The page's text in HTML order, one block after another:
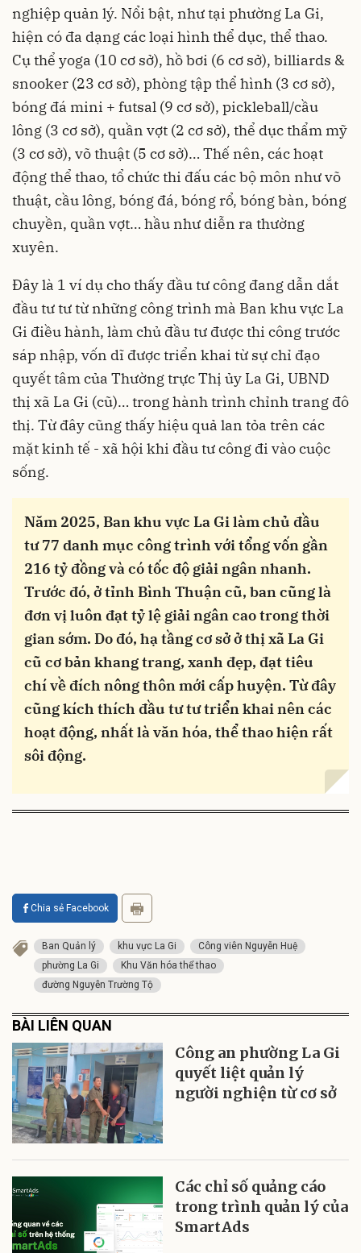
nghiệp quản lý. Nổi bật, như tại phường La Gi,
hiện có đa dạng các loại hình thể dục, thể thao.
Cụ thể yoga (10 cơ sở), hồ bơi (6 cơ sở), billiards &
snooker (23 cơ sở), phòng tập thể hình (3 cơ sở),
bóng đá mini + futsal (9 cơ sở), pickleball/cầu
lông (3 cơ sở), quần vợt (2 cơ sở), thể dục thẩm mỹ
(3 cơ sở), võ thuật (5 cơ sở)… Thế nên, các hoạt
động thể thao, tổ chức thi đấu các bộ môn như võ
thuật, cầu lông, bóng đá, bóng rổ, bóng bàn, bóng
chuyền, quần vợt… hầu như diễn ra thường
xuyên.
Đây là 1 ví dụ cho thấy đầu tư công đang dẫn dắt
đầu tư tư từ những công trình mà Ban khu vực La
Gi điều hành, làm chủ đầu tư được thi công trước
sáp nhập, vốn dĩ được triển khai từ sự chỉ đạo
quyết tâm của Thường trực Thị ủy La Gi, UBND
thị xã La Gi (cũ)… trong hành trình chỉnh trang đô
thị. Từ đây cũng thấy hiệu quả lan tỏa trên các
mặt kinh tế - xã hội khi đầu tư công đi vào cuộc
sống.
Năm 2025, Ban khu vực La Gi làm chủ đầu
tư 77 danh mục công trình với tổng vốn gần
216 tỷ đồng và có tốc độ giải ngân nhanh.
Trước đó, ở tỉnh Bình Thuận cũ, ban cũng là
đơn vị luôn đạt tỷ lệ giải ngân cao trong thời
gian sớm. Do đó, hạ tầng cơ sở ở thị xã La Gi
cũ cơ bản khang trang, xanh đẹp, đạt tiêu
chí về đích nông thôn mới cấp huyện. Từ đây
cũng kích thích đầu tư tư triển khai nên các
hoạt động, nhất là văn hóa, thể thao hiện rất
sôi động.
Chia sẻ Facebook
Ban Quản lý khu vực La Gi
Công viên Nguyễn Huệ
phường La Gi
Khu Văn hóa thể thao
đường Nguyễn Trường Tộ
BÀI LIÊN QUAN
Công an phường La Gi
quyết liệt quản lý
người nghiện từ cơ sở
Các chỉ số quảng cáo
trong trình quản lý của
SmartAds